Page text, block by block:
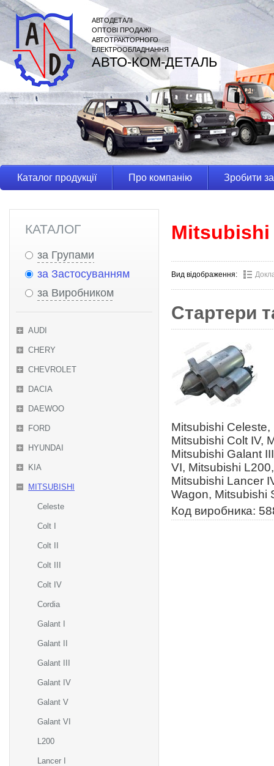
АВТОДЕТАЛІ
ОПТОВІ ПРОДАЖІ
АВТОТРАКТОРНОГО
ЕЛЕКТРООБЛАДНАННЯ
АВТО-КОМ-ДЕТАЛЬ
Каталог продукції Про компанію Зробити
КАТАЛОГ
за Групами
за Застосуванням
за Виробником
AUDI
CHERY
CHEVROLET
DACIA
DAEWOO
FORD
HYUNDAI
KIA
MITSUBISHI
Celeste
Colt I
Colt II
Colt III
Colt IV
Cordia
Galant I
Galant II
Galant III
Galant IV
Galant V
Galant VI
L200
Lancer I
Mitsubishi
Вид відображення:
Стартери
Mitsubishi
Mitsubishi Colt IV,
Mitsubishi Galant
VI, Mitsubishi
Mitsubishi Lancer
Wagon, Mitsubishi
Код виробника: